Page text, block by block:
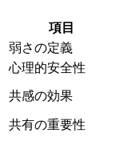
項目
弱さの定義
心理的安全性
共感の効果
共有の重要性